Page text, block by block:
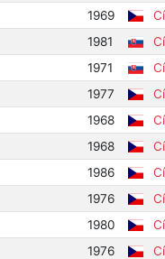
1969
1981
1971
1977
1968
1968
1986
1976
1980
1976